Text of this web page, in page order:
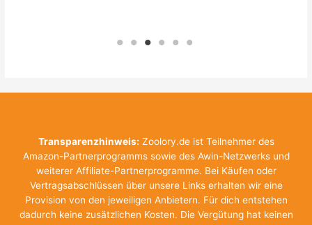
Transparenzhinweis: Zoolory.de ist Teilnehmer des
Amazon-Partnerprogramms sowie des Awin-Netzwerks und
weiterer Affiliate-Partnerprogramme. Bei Käufen oder
Vertragsabschlüssen über unsere Links erhalten wir eine
Provision von den jeweiligen Anbietern. Für dich entstehen
dadurch keine zusätzlichen Kosten. Die Vergütung hat keinen